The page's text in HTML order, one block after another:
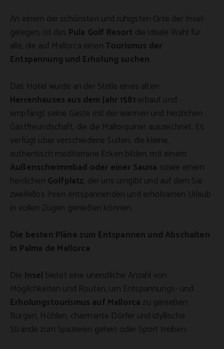
An einem der schönsten und ruhigsten Orte der Insel
gelegen, ist das Pula Golf Resort die ideale Wahl für
alle, die auf Mallorca einen Tourismus der
Entspannung und Erholung suchen
Das Hotel wurde an der Stelle eines alten
Herrenhauses aus dem Jahr 1581 erbaut und
empfängt seine Gäste mit der warmen und herzlichen
Gastfreundschaft, die die Mallorquiner auszeichnet. Es
verfügt über verschiedene Suiten, die kleine,
authentisch mediterrane Ecken bilden, mit einem
Außenschwimmbad oder einer Sauna sowie einem
herrlichen Golfplatz, der uns umgibt und auf dem Sie
zweifellos Ihren entspannenden und erholsamen Urlaub
in vollen Zügen genießen können.
Die besten Pläne zum Entspannen und Abschalten
in Palma de Mallorca
Die Insel bietet eine unendliche Anzahl von
Möglichkeiten und Routen, um Entspannungs- und
Erholungstourismus auf Mallorca zu genießen:
Burgen, Höhlen, charmante Dörfer und idyllische
Strände zum Spazieren gehen oder Sport treiben.